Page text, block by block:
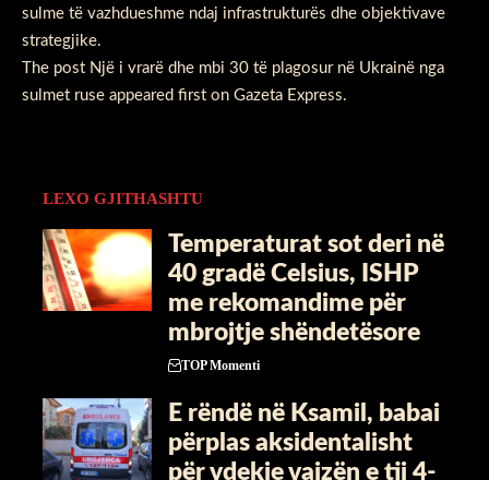
sulme të vazhdueshme ndaj infrastrukturës dhe objektivave
strategjike.
The post Një i vrarë dhe mbi 30 të plagosur në Ukrainë nga
sulmet ruse appeared first on Gazeta Express.
LEXO GJITHASHTU
Temperaturat sot deri në
40 gradë Celsius, ISHP
me rekomandime për
mbrojtje shëndetësore
TOP Momenti
E rëndë në Ksamil, babai
përplas aksidentalisht
për vdekje vajzën e tij 4-